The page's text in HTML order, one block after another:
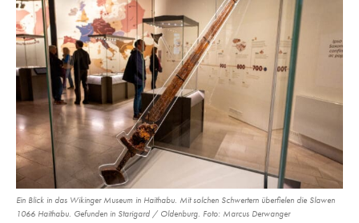
Ein Blick in das Wikinger Museum in Haithabu. Mit solchen Schwertern überfielen die Slawen
1066 Haithabu. Gefunden in Starigard / Oldenburg. Foto: Marcus Derwanger